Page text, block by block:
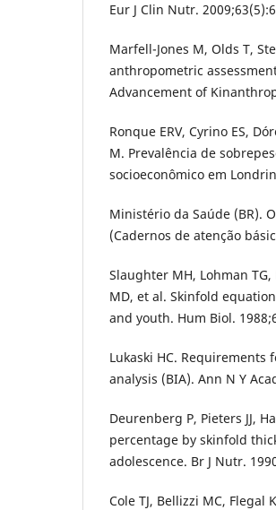
Eur J Clin Nutr.
Marfell-Jones M, Olds T,
anthropometric
Advancement of
Ronque ERV, Cyrino ES,
M. Prevalência de
socioeconômico em
Ministério da Saúde (BR).
(Cadernos de atenção
Slaughter MH, Lohman TG,
MD, et al. Skinfold
and youth. Hum Biol.
Lukaski HC.
analysis (BIA). Ann N Y
Deurenberg P, Pieters JJ,
percentage by skinfold
adolescence. Br J Nutr.
Cole TJ, Bellizzi MC,